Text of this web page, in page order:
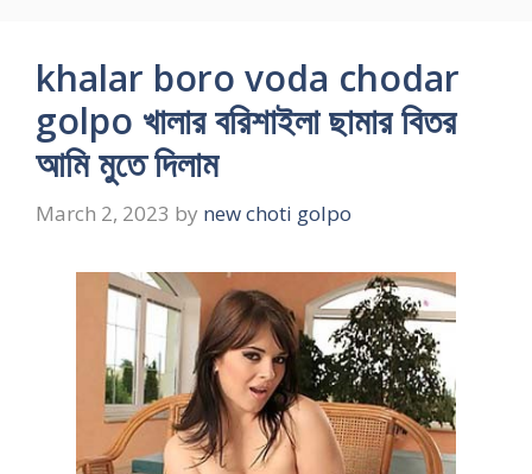
khalar boro voda chodar
golpo খালার বরিশাইলা ছামার বিতর
আমি মুতে দিলাম
March 2, 2023 by new choti golpo